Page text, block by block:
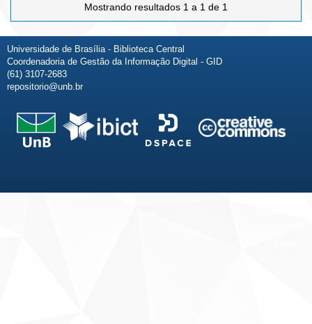
Mostrando resultados 1 a 1 de 1
Universidade de Brasília - Biblioteca Central
Coordenadoria de Gestão da Informação Digital - GID
(61) 3107-2683
repositorio@unb.br